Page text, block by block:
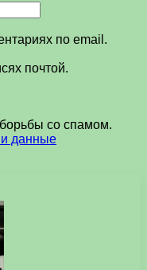
по email.
почтой.
со спамом.
данные